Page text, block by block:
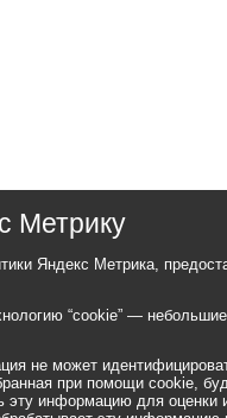
Метрику
Яндекс Метрика,
“cookie” —
не может
при помощи cookie,
информацию для оценки